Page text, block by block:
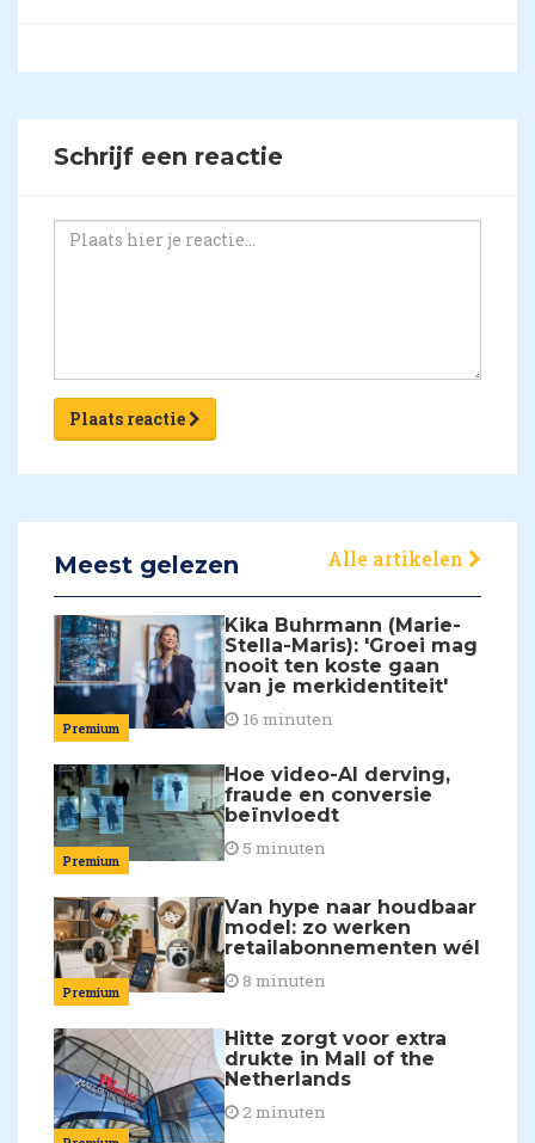
Schrijf een reactie
Plaats reactie
Meest gelezen Alle artikelen
Premium
Kika Buhrmann (Marie-
Stella-Maris): 'Groei mag
nooit ten koste gaan
van je merkidentiteit'
16 minuten
Premium
Hoe video-AI derving,
fraude en conversie
beïnvloedt
5 minuten
Premium
Van hype naar houdbaar
model: zo werken
retailabonnementen wél
8 minuten
Hitte zorgt voor extra
drukte in Mall of the
Netherlands
2 minuten